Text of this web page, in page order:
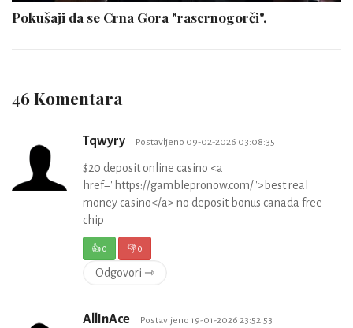
Pokušaji da se Crna Gora "rascrnogorči",
46 Komentara
Tqwyry Postavljeno 09-02-2026 03:08:35
$20 deposit online casino <a
href="https://gamblepronow.com/">best real
money casino</a> no deposit bonus canada free
chip
👍0 👎0
Odgovori ⇾
AllInAce Postavljeno 19-01-2026 23:52:53